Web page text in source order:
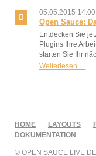
05.05.2015 14:00
Open Sauce:
Entdecken Sie
Plugins Ihre
starten Sie Ihr
Weiterlesen …
NAVIGATION
ÜBERSPRINGEN
HOME LAYOUTS
DOKUMENTATION
© OPEN SAUCE LIVE